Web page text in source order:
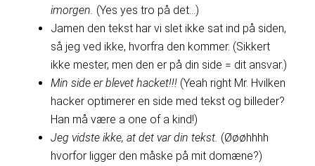
imorgen. (Yes yes tro på det…)
Jamen den tekst har vi slet ikke sat ind på siden,
så jeg ved ikke, hvorfra den kommer. (Sikkert
ikke mester, men den er på din side = dit ansvar.)
Min side er blevet hacket!!! (Yeah right Mr. Hvilken
hacker optimerer en side med tekst og billeder?
Han må være a one of a kind!)
Jeg vidste ikke, at det var din tekst. (Øøøhhhh
hvorfor ligger den måske på mit domæne?)